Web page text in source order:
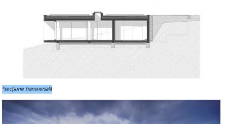
*secțiune transversală